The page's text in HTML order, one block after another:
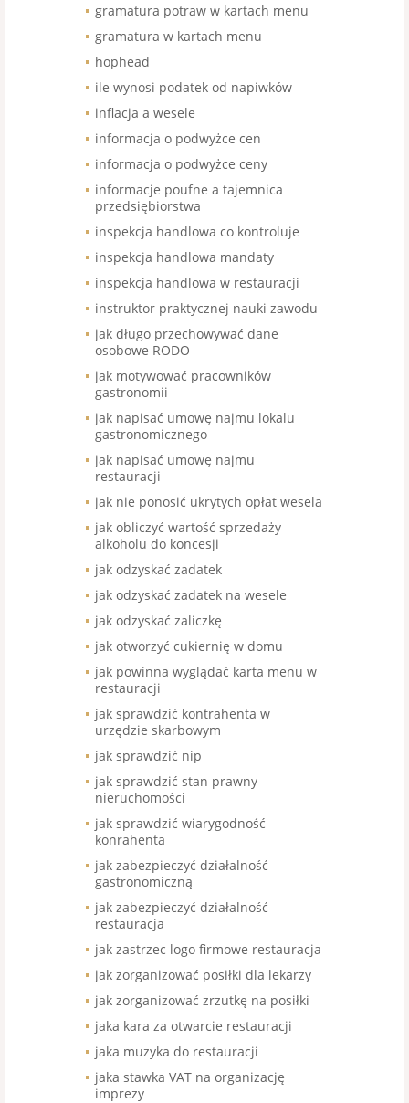
gramatura potraw w kartach menu
gramatura w kartach menu
hophead
ile wynosi podatek od napiwków
inflacja a wesele
informacja o podwyżce cen
informacja o podwyżce ceny
informacje poufne a tajemnica
przedsiębiorstwa
inspekcja handlowa co kontroluje
inspekcja handlowa mandaty
inspekcja handlowa w restauracji
instruktor praktycznej nauki zawodu
jak długo przechowywać dane
osobowe RODO
jak motywować pracowników
gastronomii
jak napisać umowę najmu lokalu
gastronomicznego
jak napisać umowę najmu
restauracji
jak nie ponosić ukrytych opłat wesela
jak obliczyć wartość sprzedaży
alkoholu do koncesji
jak odzyskać zadatek
jak odzyskać zadatek na wesele
jak odzyskać zaliczkę
jak otworzyć cukiernię w domu
jak powinna wyglądać karta menu w
restauracji
jak sprawdzić kontrahenta w
urzędzie skarbowym
jak sprawdzić nip
jak sprawdzić stan prawny
nieruchomości
jak sprawdzić wiarygodność
konrahenta
jak zabezpieczyć działalność
gastronomiczną
jak zabezpieczyć działalność
restauracja
jak zastrzec logo firmowe restauracja
jak zorganizować posiłki dla lekarzy
jak zorganizować zrzutkę na posiłki
jaka kara za otwarcie restauracji
jaka muzyka do restauracji
jaka stawka VAT na organizację
imprezy